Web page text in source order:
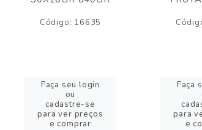
Código: 16635
Faça seu login
ou
cadastre-se
para ver preços
e comprar
Faça
para
e